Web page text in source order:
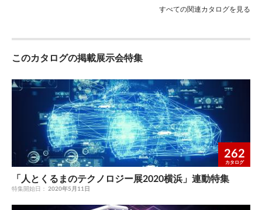
（EU）と規格は異なりますが、効率規制の内容は同じです。 8.
（EU）と英国では 0.2 ～ 0.55kWは IE2クラスですが、IE3クラス
を標準仕様として製作します。 9. IE3 のインバータ用は、直入電
照）で製作します。ご注文時にインバータ駆動のご指定をお願い
します。 4. モータはブラジル工場からの取り寄せになります。
10. 耐圧防爆形・安全増防爆形は、海外向けの製作はできませ
ん。 5. オーストラリア・ニュージーランドの効率規制は IE2クラ
ス相当ですが、IE3クラスを標準仕様として製作します（IE2クラ
ス相当の製作もできます）。 11. 効率規制対象外のモータ容量
は、標準効率で製作します。 6. ロシアではブレーキ付は効率規
制の対象外ですが、IE3クラスの製作もできます。 12. 本表に記
載の内容は、予告無しに変更することがあります。 A10 ー ー ー
ー ー ー （ ） （ ）
代表電源 ギ ヤ 電圧周波数 50Hz 50Hz 60Hz 60Hz 60Hz 60Hz
注）)1 ス ブレーキ付 （IE3） （IE1） ブレーキ付 ス 注） 1. 弊社
単体の効率規制とは異なります。 注） 7. シンガポールではブレ
ーキ付は効率規制の対象外ですが、IE3クラスを標準仕様として
製作します（IE1クラスの製作もできます）。 2. 英国は欧州
（EU）と規格は異なりますが、効率規制の内容は同じです。 8.
インバータ専用モータは、インバータ無しでは運転ができない、
もしくは性能が著しく低下するモータを指します。 3. 欧州
（EU）と英国では 0.2 ～ 0.55kWは IE2クラスですが、IE3クラス
を標準仕様として製作します。 9. IE3 のインバータ用は、直入電
源用モータをインバータ駆動する仕様（トルク特性は F88 頁参
照）で製作します。ご注文時にインバータ駆動のご指定をお願い
します。 4. モータはブラジル工場からの取り寄せになります。
すべての関連カタログを見る
このカタログの掲載展示会特集
262
カタログ
「人とくるまのテクノロジー展2020横浜」連動特集
特集開始日： 2020年5月11日